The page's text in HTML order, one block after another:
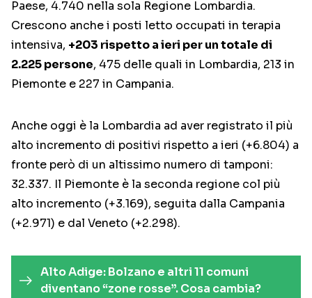
Paese, 4.740 nella sola Regione Lombardia.
Crescono anche i posti letto occupati in terapia
intensiva, +203 rispetto a ieri per un totale di
2.225 persone, 475 delle quali in Lombardia, 213 in
Piemonte e 227 in Campania.
Anche oggi è la Lombardia ad aver registrato il più
alto incremento di positivi rispetto a ieri (+6.804) a
fronte però di un altissimo numero di tamponi:
32.337. Il Piemonte è la seconda regione col più
alto incremento (+3.169), seguita dalla Campania
(+2.971) e dal Veneto (+2.298).
Alto Adige: Bolzano e altri 11 comuni
diventano “zone rosse”. Cosa cambia?